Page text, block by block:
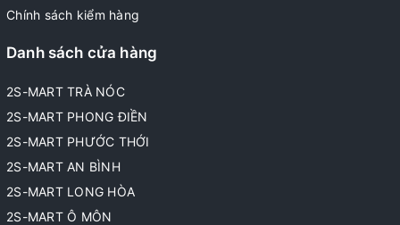
Chính sách kiểm hàng
Danh sách cửa hàng
2S-MART TRÀ NÓC
2S-MART PHONG ĐIỀN
2S-MART PHƯỚC THỚI
2S-MART AN BÌNH
2S-MART LONG HÒA
2S-MART Ô MÔN